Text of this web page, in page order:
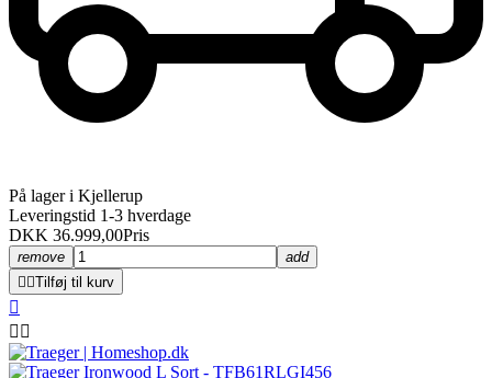
På lager i Kjellerup
Leveringstid 1-3 hverdage
DKK 36.999,00Pris
remove
add
Tilføj til kurv

 